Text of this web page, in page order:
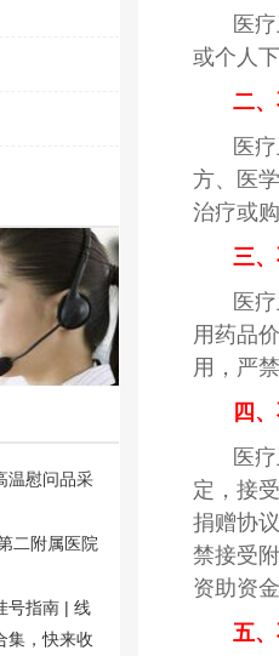
温慰问品采
二附属医院
号指南 | 线
集，快来收
医
或个人
二
医
方、医
治疗或
三
医
用药品
用，严
四
医
定，接
捐赠协
禁接受
资助资
五